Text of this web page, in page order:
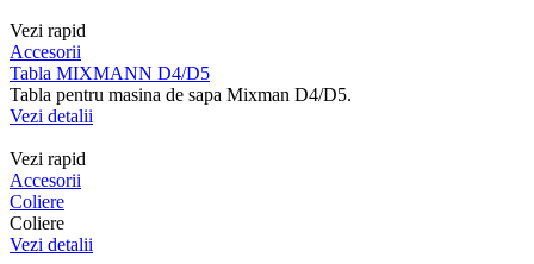
Vezi rapid
Accesorii
Tabla MIXMANN D4/D5
Tabla pentru masina de sapa Mixman D4/D5.
Vezi detalii
Vezi rapid
Accesorii
Coliere
Coliere
Vezi detalii